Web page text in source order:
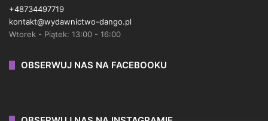
+48734497719
kontakt@wydawnictwo-dango.pl
Wtorek - Piątek: 13:00 - 16:00
OBSERWUJ NAS NA FACEBOOKU